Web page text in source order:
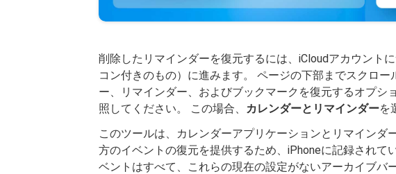
削除したリマインダーを復元するには、iCloudアカウント
コン付きのもの）に進みます。 ページの下部までスクロ
ー、リマインダー、およびブックマークを復元するオプシ
照してください。 この場合、 カレンダーとリマインダーを
このツールは、カレンダーアプリケーションとリマインダ
方のイベントの復元を提供するため、iPhoneに記録されて
ベントはすべて、これらの現在の設定がないアーカイブバ